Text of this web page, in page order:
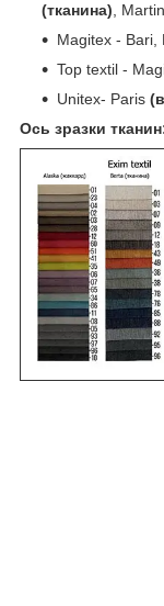
(тканина), Martin
Magitex - Bari,
Top textil -
Unitex- Paris
Ось зразки